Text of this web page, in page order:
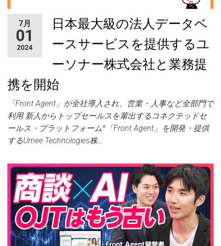
7月
01
2024
日本最大級の法人データベ
ースサービスを提供するユ
ーソナー株式会社と業務提
携を開始
「Front Agent」が全社導入され、営業・人事など全部門で
利用 新人からトップセールスを輩出するコネクテッドセ
ールス・プラットフォーム*「Front Agent」を開発・提供
するUmee Technologies株…